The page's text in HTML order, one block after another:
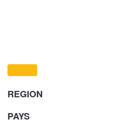
REGION
PAYS